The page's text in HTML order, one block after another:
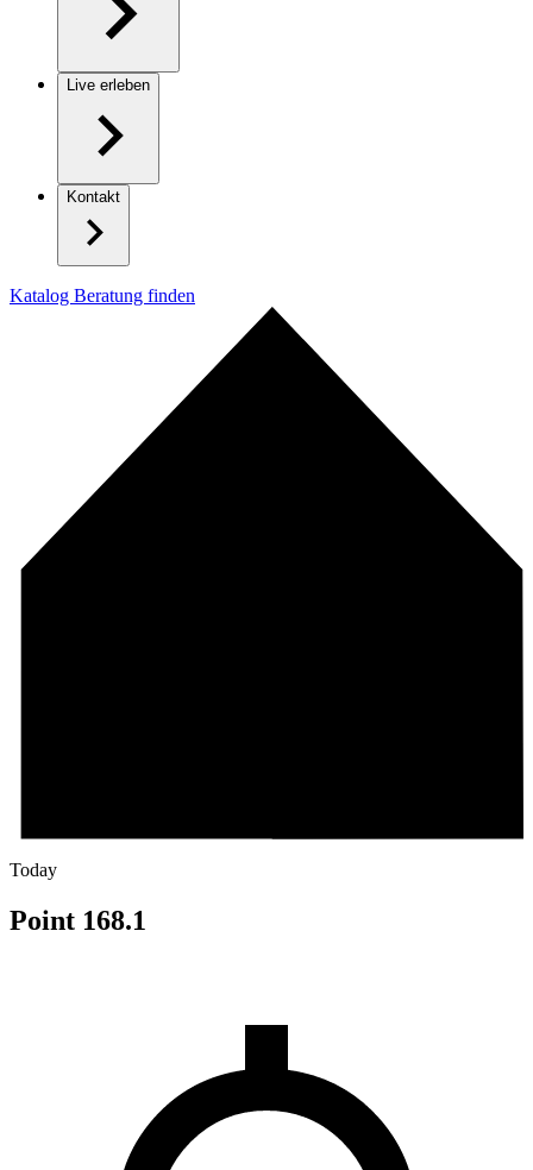
Live erleben
Kontakt
Katalog Beratung finden
Today
Point 168.1